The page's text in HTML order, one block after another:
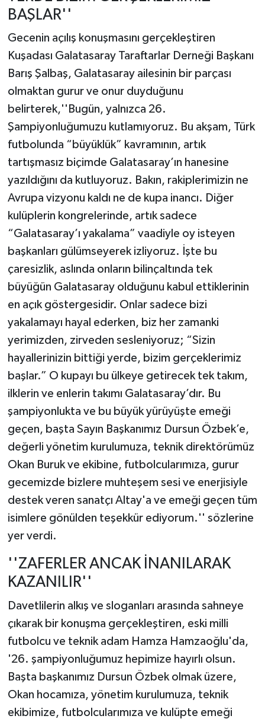
BAŞLAR''
Gecenin açılış konuşmasını gerçekleştiren
Kuşadası Galatasaray Taraftarlar Derneği Başkanı
Barış Şalbaş, Galatasaray ailesinin bir parçası
olmaktan gurur ve onur duyduğunu
belirterek,''Bugün, yalnızca 26.
Şampiyonluğumuzu kutlamıyoruz. Bu akşam, Türk
futbolunda “büyüklük” kavramının, artık
tartışmasız biçimde Galatasaray’ın hanesine
yazıldığını da kutluyoruz. Bakın, rakiplerimizin ne
Avrupa vizyonu kaldı ne de kupa inancı. Diğer
kulüplerin kongrelerinde, artık sadece
“Galatasaray’ı yakalama” vaadiyle oy isteyen
başkanları gülümseyerek izliyoruz. İşte bu
çaresizlik, aslında onların bilinçaltında tek
büyüğün Galatasaray olduğunu kabul ettiklerinin
en açık göstergesidir. Onlar sadece bizi
yakalamayı hayal ederken, biz her zamanki
yerimizden, zirveden sesleniyoruz; “Sizin
hayallerinizin bittiği yerde, bizim gerçeklerimiz
başlar.” O kupayı bu ülkeye getirecek tek takım,
ilklerin ve enlerin takımı Galatasaray’dır. Bu
şampiyonlukta ve bu büyük yürüyüşte emeği
geçen, başta Sayın Başkanımız Dursun Özbek’e,
değerli yönetim kurulumuza, teknik direktörümüz
Okan Buruk ve ekibine, futbolcularımıza, gurur
gecemizde bizlere muhteşem sesi ve enerjisiyle
destek veren sanatçı Altay'a ve emeği geçen tüm
isimlere gönülden teşekkür ediyorum.'' sözlerine
yer verdi.
''ZAFERLER ANCAK İNANILARAK
KAZANILIR''
Davetlilerin alkış ve sloganları arasında sahneye
çıkarak bir konuşma gerçekleştiren, eski milli
futbolcu ve teknik adam Hamza Hamzaoğlu'da,
'26. şampiyonluğumuz hepimize hayırlı olsun.
Başta başkanımız Dursun Özbek olmak üzere,
Okan hocamıza, yönetim kurulumuza, teknik
ekibimize, futbolcularımıza ve kulüpte emeği